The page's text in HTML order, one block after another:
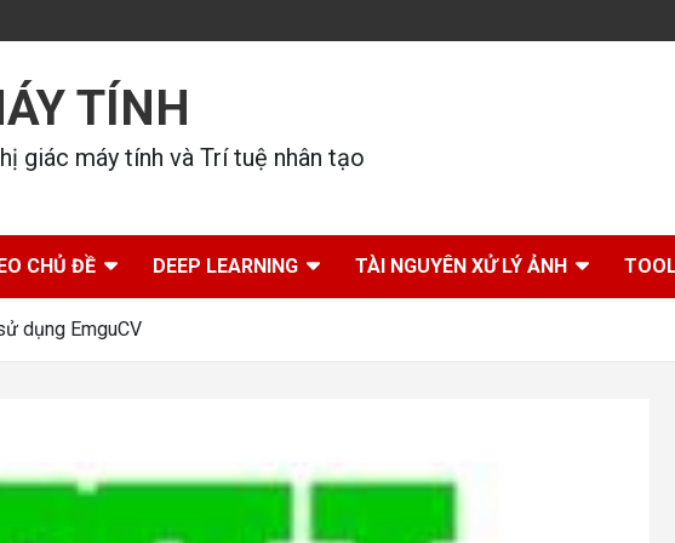
TÍNH
giác máy tính và Trí tuệ nhân tạo
CHỦ ĐỀ DEEP LEARNING TÀI NGUYÊN XỬ LÝ ẢNH
dụng EmguCV